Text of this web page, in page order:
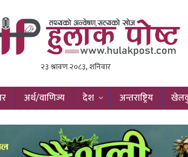
अर्थ/वाणिज्य देश अन्तराष्ट्रिय